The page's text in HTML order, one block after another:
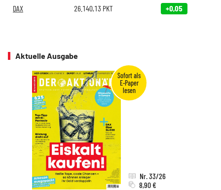
DAX 26.140,13 PKT +0,05
Aktuelle Ausgabe
Nr. 33/26
8,90 €